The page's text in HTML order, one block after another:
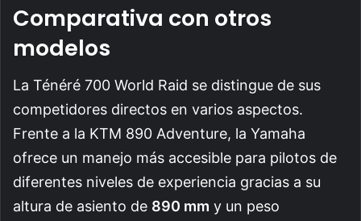
Comparativa con otros
modelos
La Ténéré 700 World Raid se distingue de sus
competidores directos en varios aspectos.
Frente a la KTM 890 Adventure, la Yamaha
ofrece un manejo más accesible para pilotos de
diferentes niveles de experiencia gracias a su
altura de asiento de 890 mm y un peso